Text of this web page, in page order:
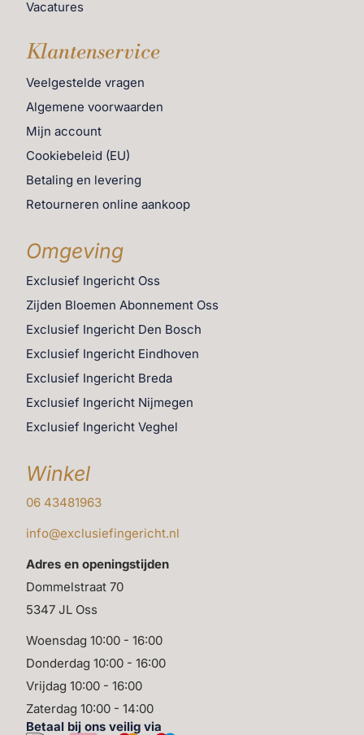
Vacatures
Klantenservice
Veelgestelde vragen
Algemene voorwaarden
Mijn account
Cookiebeleid (EU)
Betaling en levering
Retourneren online aankoop
Omgeving
Exclusief Ingericht Oss
Zijden Bloemen Abonnement Oss
Exclusief Ingericht Den Bosch
Exclusief Ingericht Eindhoven
Exclusief Ingericht Breda
Exclusief Ingericht Nijmegen
Exclusief Ingericht Veghel
Winkel
06 43481963
info@exclusiefingericht.nl
Adres en openingstijden
Dommelstraat 70
5347 JL Oss
Woensdag 10:00 - 16:00
Donderdag 10:00 - 16:00
Vrijdag 10:00 - 16:00
Zaterdag 10:00 - 14:00
Betaal bij ons veilig via